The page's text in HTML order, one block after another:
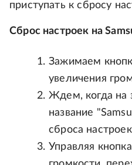
приступать к сбросу
Сброс настроек на
Зажимаем
увеличения
Ждем, когда на
название
сброса
Управляя